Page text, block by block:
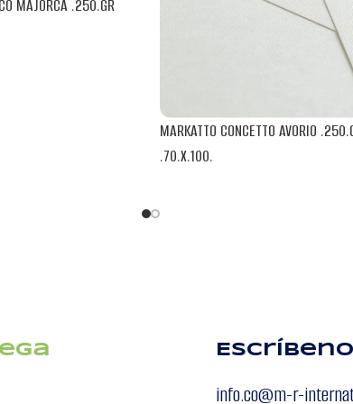
MAJORCA .250.GR
MARKATTO CONCETTO AVORIO
.70.X.100.
info.co@m-r-